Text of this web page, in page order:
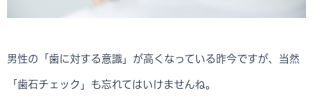
男性の「歯に対する意識」が高くなっている昨今ですが、当然
「歯石チェック」も忘れてはいけませんね。